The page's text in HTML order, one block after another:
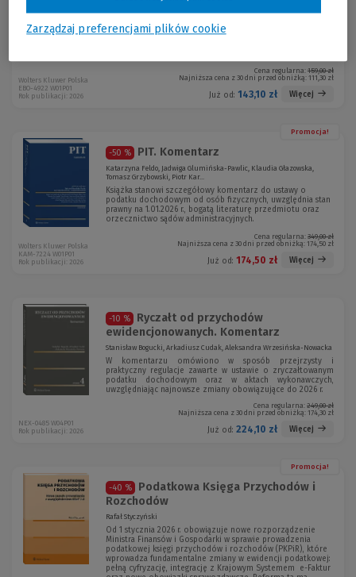
Kompleksowe omówienie nowych obowiązków JPK_CIT
z przykładami, komentarzami i wskazówkami
wdrożeniowymi.
Cena regularna: 159,00 zł
Najniższa cena z 30 dni przed obniżką: 111,30 zł
Już od: 143,10 zł Więcej
Wolters Kluwer Polska
EBO-4922 W01P01
Rok publikacji: 2026
Promocja!
-50 % PIT. Komentarz
Katarzyna Feldo, Jadwiga Glumińska-Pawlic, Klaudia Głazowska,
Tomasz Grzybowski, Piotr Kar...
Książka stanowi szczegółowy komentarz do ustawy o
podatku dochodowym od osób fizycznych, uwzględnia stan
prawny na 1.01.2026 r., bogatą literaturę przedmiotu oraz
orzecznictwo sądów administracyjnych.
Cena regularna: 349,00 zł
Najniższa cena z 30 dni przed obniżką: 174,50 zł
Już od: 174,50 zł Więcej
Wolters Kluwer Polska
KAM-7224 W01P01
Rok publikacji: 2026
-10 %
Ryczałt od przychodów
ewidencjonowanych. Komentarz
Stanisław Bogucki, Arkadiusz Cudak, Aleksandra Wrzesińska-Nowacka
W komentarzu omówiono w sposób przejrzysty i
praktyczny regulacje zawarte w ustawie o zryczałtowanym
podatku dochodowym oraz w aktach wykonawczych,
uwzględniając najnowsze zmiany obowiązujące do 2026 r.
Cena regularna: 249,00 zł
Najniższa cena z 30 dni przed obniżką: 174,30 zł
Już od: 224,10 zł Więcej
NEX-0485 W04P01
Rok publikacji: 2026
Promocja!
-40 %
Podatkowa Księga Przychodów i
Rozchodów
Rafał Styczyński
Od 1 stycznia 2026 r. obowiązuje nowe rozporządzenie
Ministra Finansów i Gospodarki w sprawie prowadzenia
podatkowej księgi przychodów i rozchodów (PKPiR), które
wprowadza fundamentalne zmiany w ewidencji podatkowej:
pełną cyfryzację, integrację z Krajowym Systemem e-Faktur
Zarządzaj preferencjami plików cookie